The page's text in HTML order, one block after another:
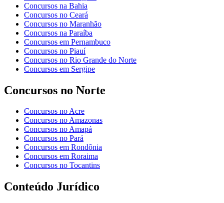
Concursos na Bahia
Concursos no Ceará
Concursos no Maranhão
Concursos na Paraíba
Concursos em Pernambuco
Concursos no Piauí
Concursos no Rio Grande do Norte
Concursos em Sergipe
Concursos no Norte
Concursos no Acre
Concursos no Amazonas
Concursos no Amapá
Concursos no Pará
Concursos em Rondônia
Concursos em Roraima
Concursos no Tocantins
Conteúdo Jurídico